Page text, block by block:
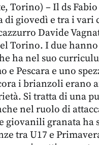
Torino) – Il ds
di giovedì e tra i vari
Davide
Torino. I due
ha nel suo
e Pescara e uno
i brianzoli erano
Si tratta di una
nel ruolo di
giovanili granata ha
tra U17 e